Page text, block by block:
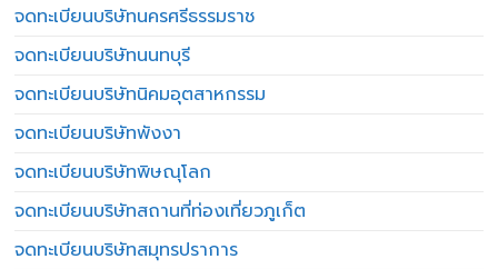
จดทะเบียนบริษัทนครศรีธรรมราช
จดทะเบียนบริษัทนนทบุรี
จดทะเบียนบริษัทนิคมอุตสาหกรรม
จดทะเบียนบริษัทพังงา
จดทะเบียนบริษัทพิษณุโลก
จดทะเบียนบริษัทสถานที่ท่องเที่ยวภูเก็ต
จดทะเบียนบริษัทสมุทรปราการ